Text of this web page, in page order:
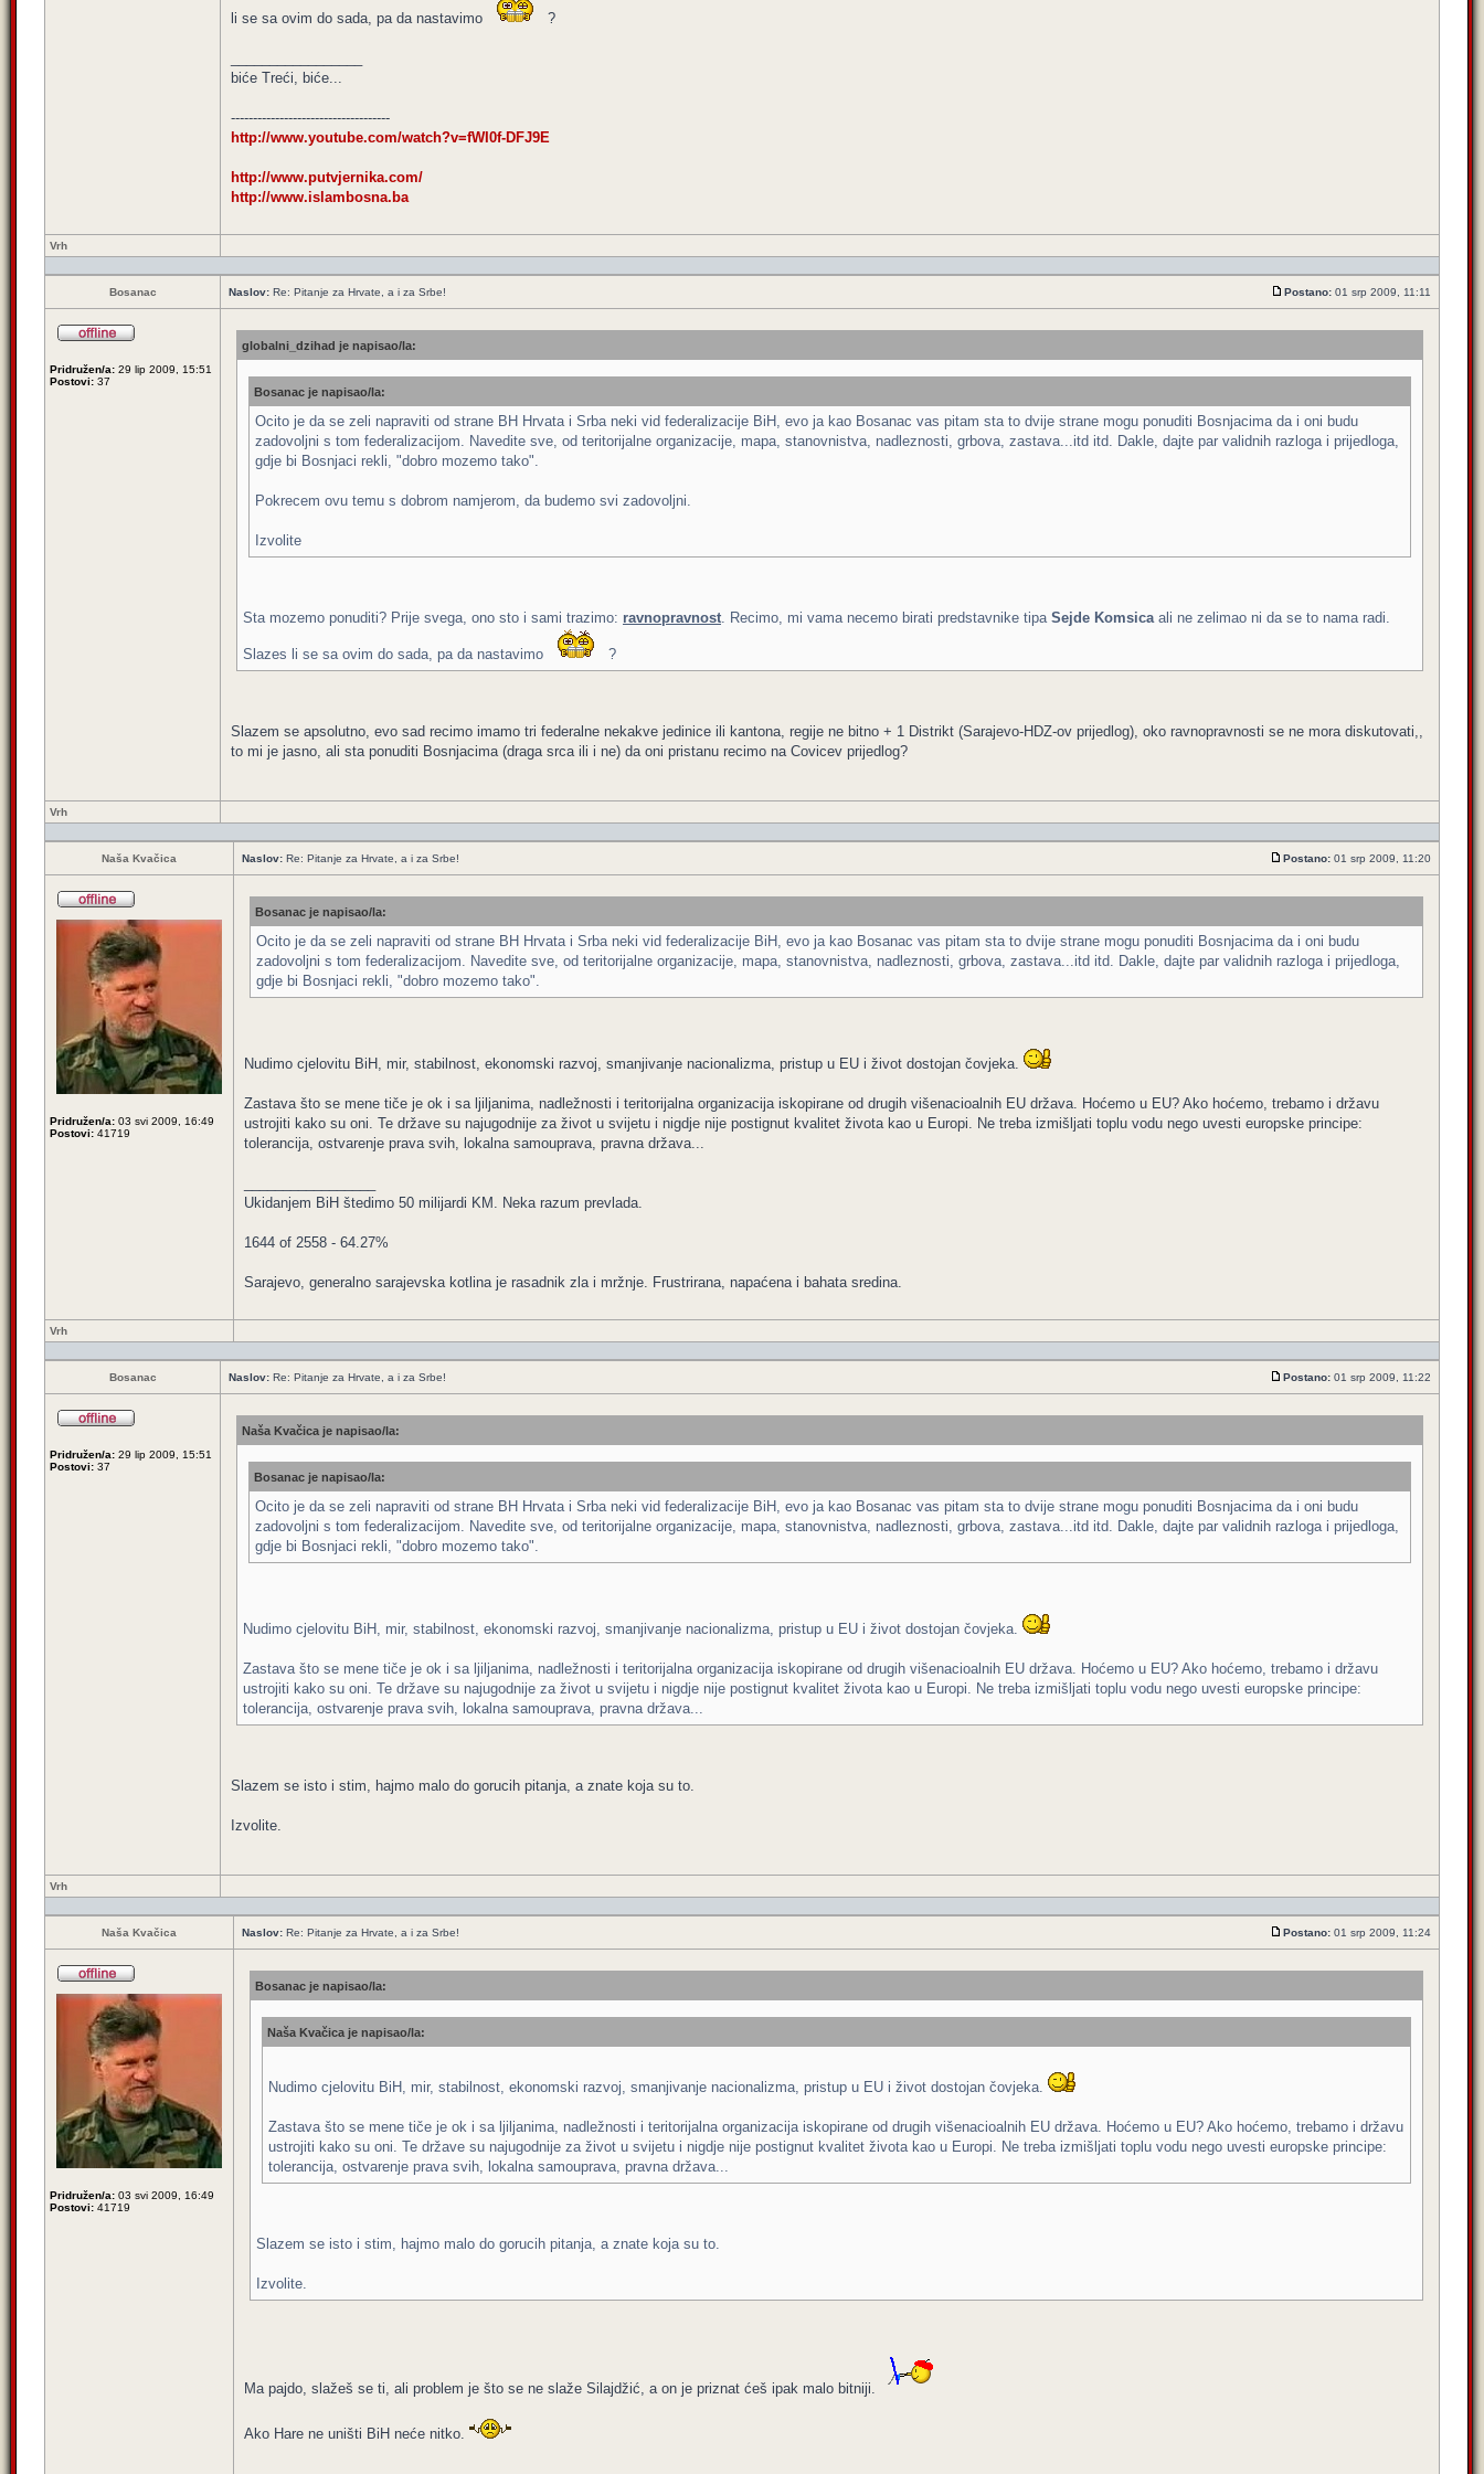
li se sa ovim do sada, pa da nastavimo ?
biće Treći, biće...
------------------------------------
http://www.youtube.com/watch?v=fWI0f-DFJ9E
http://www.putvjernika.com/
http://www.islambosna.ba
Vrh
Bosanac Naslov: Re: Pitanje za Hrvate, a i za Srbe! Postano: 01 srp 2009, 11:11
Pridružen/a: 29 lip 2009, 15:51
Postovi: 37
globalni_dzihad je napisao/la:
Bosanac je napisao/la:
Ocito je da se zeli napraviti od strane BH Hrvata i Srba neki vid federalizacije BiH, evo ja kao Bosanac vas pitam sta to dvije strane mogu ponuditi Bosnjacima da i oni budu
zadovoljni s tom federalizacijom. Navedite sve, od teritorijalne organizacije, mapa, stanovnistva, nadleznosti, grbova, zastava...itd itd. Dakle, dajte par validnih razloga i prijedloga,
gdje bi Bosnjaci rekli, "dobro mozemo tako".
Pokrecem ovu temu s dobrom namjerom, da budemo svi zadovoljni.
Izvolite
Sta mozemo ponuditi? Prije svega, ono sto i sami trazimo: ravnopravnost. Recimo, mi vama necemo birati predstavnike tipa Sejde Komsicaali ne zelimao ni da se to nama radi.
Slazes li se sa ovim do sada, pa da nastavimo ?
Slazem se apsolutno, evo sad recimo imamo tri federalne nekakve jedinice ili kantona, regije ne bitno + 1 Distrikt (Sarajevo-HDZ-ov prijedlog), oko ravnopravnosti se ne mora diskutovati,,
to mi je jasno, ali sta ponuditi Bosnjacima (draga srca ili i ne) da oni pristanu recimo na Covicev prijedlog?
Vrh
Naša Kvačica Naslov: Re: Pitanje za Hrvate, a i za Srbe! Postano: 01 srp 2009, 11:20
Pridružen/a: 03 svi 2009, 16:49
Postovi: 41719
Bosanac je napisao/la:
Ocito je da se zeli napraviti od strane BH Hrvata i Srba neki vid federalizacije BiH, evo ja kao Bosanac vas pitam sta to dvije strane mogu ponuditi Bosnjacima da i oni budu
zadovoljni s tom federalizacijom. Navedite sve, od teritorijalne organizacije, mapa, stanovnistva, nadleznosti, grbova, zastava...itd itd. Dakle, dajte par validnih razloga i prijedloga,
gdje bi Bosnjaci rekli, "dobro mozemo tako".
Nudimo cjelovitu BiH, mir, stabilnost, ekonomski razvoj, smanjivanje nacionalizma, pristup u EU i život dostojan čovjeka.
Zastava što se mene tiče je ok i sa ljiljanima, nadležnosti i teritorijalna organizacija iskopirane od drugih višenacioalnih EU država. Hoćemo u EU? Ako hoćemo, trebamo i državu
ustrojiti kako su oni. Te države su najugodnije za život u svijetu i nigdje nije postignut kvalitet života kao u Europi. Ne treba izmišljati toplu vodu nego uvesti europske principe:
tolerancija, ostvarenje prava svih, lokalna samouprava, pravna država...
Ukidanjem BiH štedimo 50 milijardi KM. Neka razum prevlada.
1644 of 2558 - 64.27%
Sarajevo, generalno sarajevska kotlina je rasadnik zla i mržnje. Frustrirana, napaćena i bahata sredina.
Vrh
Bosanac Naslov: Re: Pitanje za Hrvate, a i za Srbe! Postano: 01 srp 2009, 11:22
Pridružen/a: 29 lip 2009, 15:51
Postovi: 37
Naša Kvačica je napisao/la:
Bosanac je napisao/la:
Ocito je da se zeli napraviti od strane BH Hrvata i Srba neki vid federalizacije BiH, evo ja kao Bosanac vas pitam sta to dvije strane mogu ponuditi Bosnjacima da i oni budu
zadovoljni s tom federalizacijom. Navedite sve, od teritorijalne organizacije, mapa, stanovnistva, nadleznosti, grbova, zastava...itd itd. Dakle, dajte par validnih razloga i prijedloga,
gdje bi Bosnjaci rekli, "dobro mozemo tako".
Nudimo cjelovitu BiH, mir, stabilnost, ekonomski razvoj, smanjivanje nacionalizma, pristup u EU i život dostojan čovjeka.
Zastava što se mene tiče je ok i sa ljiljanima, nadležnosti i teritorijalna organizacija iskopirane od drugih višenacioalnih EU država. Hoćemo u EU? Ako hoćemo, trebamo i državu
ustrojiti kako su oni. Te države su najugodnije za život u svijetu i nigdje nije postignut kvalitet života kao u Europi. Ne treba izmišljati toplu vodu nego uvesti europske principe:
tolerancija, ostvarenje prava svih, lokalna samouprava, pravna država...
Slazem se isto i stim, hajmo malo do gorucih pitanja, a znate koja su to.
Izvolite.
Vrh
Naša Kvačica Naslov: Re: Pitanje za Hrvate, a i za Srbe! Postano: 01 srp 2009, 11:24
Pridružen/a: 03 svi 2009, 16:49
Postovi: 41719
Bosanac je napisao/la:
Naša Kvačica je napisao/la:
Nudimo cjelovitu BiH, mir, stabilnost, ekonomski razvoj, smanjivanje nacionalizma, pristup u EU i život dostojan čovjeka.
Zastava što se mene tiče je ok i sa ljiljanima, nadležnosti i teritorijalna organizacija iskopirane od drugih višenacioalnih EU država. Hoćemo u EU? Ako hoćemo, trebamo i državu
ustrojiti kako su oni. Te države su najugodnije za život u svijetu i nigdje nije postignut kvalitet života kao u Europi. Ne treba izmišljati toplu vodu nego uvesti europske principe:
tolerancija, ostvarenje prava svih, lokalna samouprava, pravna država...
Slazem se isto i stim, hajmo malo do gorucih pitanja, a znate koja su to.
Izvolite.
Ma pajdo, slažeš se ti, ali problem je što se ne slaže Silajdžić, a on je priznat ćeš ipak malo bitniji.
Ako Hare ne uništi BiH neće nitko.